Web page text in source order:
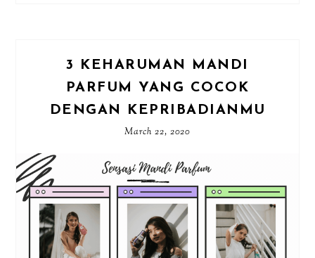
3 KEHARUMAN MANDI
PARFUM YANG COCOK
DENGAN KEPRIBADIANMU
March 22, 2020